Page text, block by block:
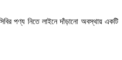
পণ্য নিতে লাইনে দাঁড়ানো অবস্থায় একটি